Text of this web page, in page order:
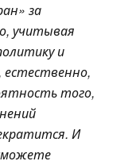
за
учитывая
и
естественно,
того,
И